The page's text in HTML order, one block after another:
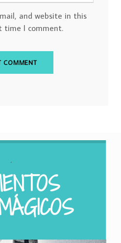
and website in this
time I comment.
.